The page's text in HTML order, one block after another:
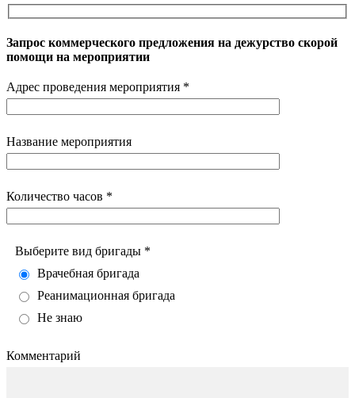
Запрос коммерческого предложения на дежурство скорой
помощи на мероприятии
Адрес проведения мероприятия *
Название мероприятия
Количество часов *
Выберите вид бригады *
Врачебная бригада
Реанимационная бригада
Не знаю
Комментарий